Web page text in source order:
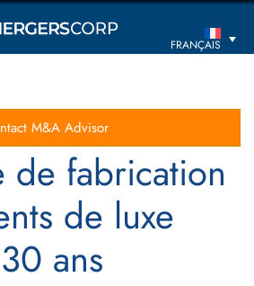
FRANÇAIS
M&A Advisor
de fabrication
de luxe
ans